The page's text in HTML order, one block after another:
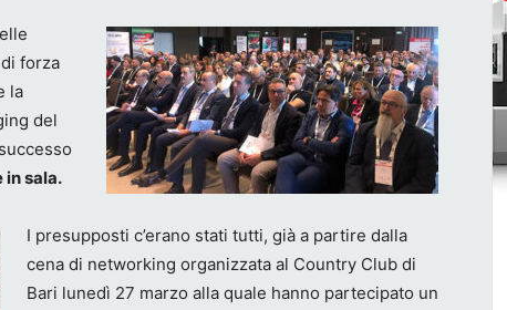
forza
la
del
in sala.
I presupposti c’erano stati tutti, già a partire dalla
cena di networking organizzata al Country Club di
Bari lunedì 27 marzo alla quale hanno partecipato un